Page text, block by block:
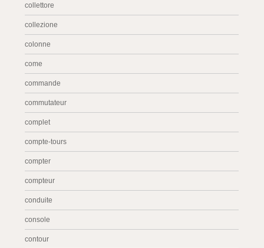
collettore
collezione
colonne
come
commande
commutateur
complet
compte-tours
compter
compteur
conduite
console
contour